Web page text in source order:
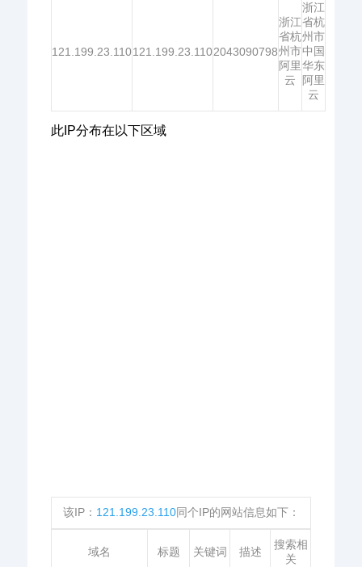
121.199.23.110121.199.23.1102043090798
浙江
省杭
州市
阿里
云
浙江
省杭
州市
中国
华东
阿里
云
此IP分布在以下区域
该IP： 121.199.23.110同个IP的网站信息如下：
域名 标题 关键词 描述
搜索相
关